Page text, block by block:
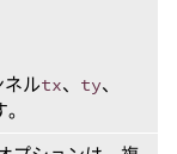
ネルtx、 ty、